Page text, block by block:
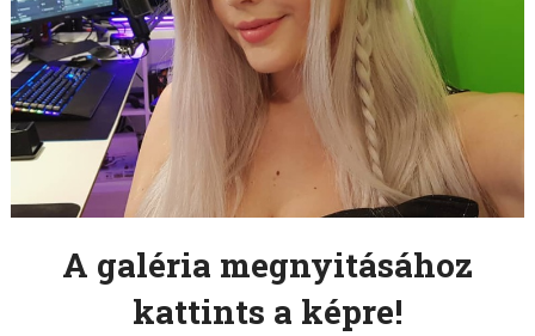
A galéria megnyitásához
kattints a képre!